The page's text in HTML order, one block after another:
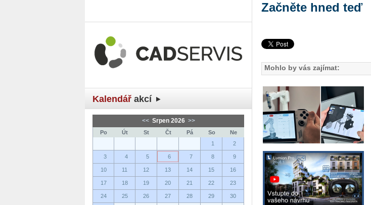
Kalendář akcí
<< Srpen 2026 >>
Po Út St Čt Pá So
Ne
1
2
3 4 5 6 7 8 9
10 11 12 13 14 15 16
17 18 19 20 21 22 23
24 25 26 27 28 29 30
Začněte hned teď
Mohlo by vás zajímat: